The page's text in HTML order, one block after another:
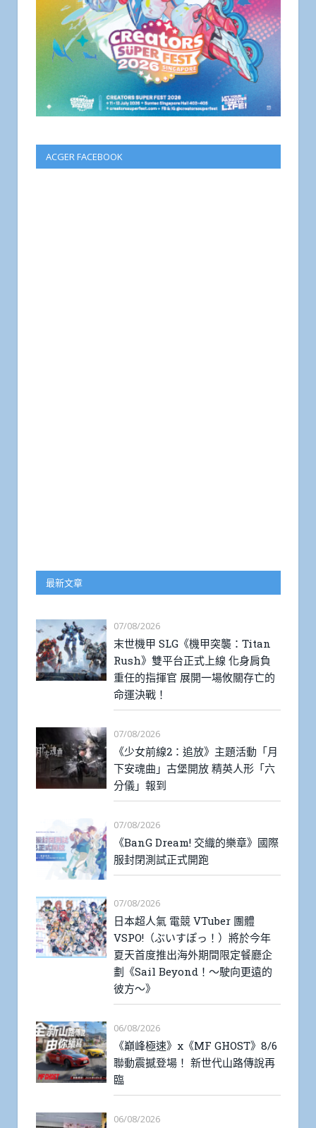
ACGER FACEBOOK
最新文章
07/08/2026
末世機甲 SLG《機甲突襲：Titan
Rush》雙平台正式上線 化身肩負
重任的指揮官 展開一場攸關存亡的
命運決戰！
07/08/2026
《少女前線2：追放》主題活動「月
下安魂曲」古堡開放 精英人形「六
分儀」報到
07/08/2026
《BanG Dream! 交織的樂章》國際
服封閉測試正式開跑
07/08/2026
日本超人氣 電競 VTuber 團體
VSPO!（ぶいすぽっ！）將於今年
夏天首度推出海外期間限定餐廳企
劃《Sail Beyond！～駛向更遠的
彼方～》
06/08/2026
《巔峰極速》x《MF GHOST》8/6
聯動震撼登場！ 新世代山路傳說再
臨
06/08/2026